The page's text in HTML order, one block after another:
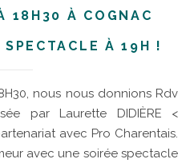
18H30 À COGNAC
À 19H !
par Laurette DIDIÈRE <
avec Pro Charentais.
avec une soirée spectacle